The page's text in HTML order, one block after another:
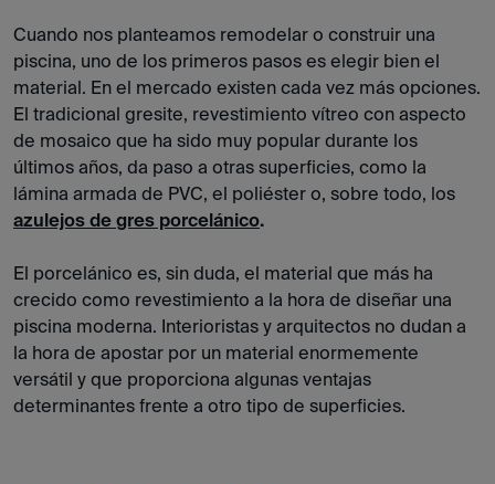
Cuando nos planteamos remodelar o construir una
piscina, uno de los primeros pasos es elegir bien el
material. En el mercado existen cada vez más opciones.
El tradicional gresite, revestimiento vítreo con aspecto
de mosaico que ha sido muy popular durante los
últimos años, da paso a otras superficies, como la
lámina armada de PVC, el poliéster o, sobre todo, los
azulejos de gres porcelánico.
El porcelánico es, sin duda, el material que más ha
crecido como revestimiento a la hora de diseñar una
piscina moderna. Interioristas y arquitectos no dudan a
la hora de apostar por un material enormemente
versátil y que proporciona algunas ventajas
determinantes frente a otro tipo de superficies.